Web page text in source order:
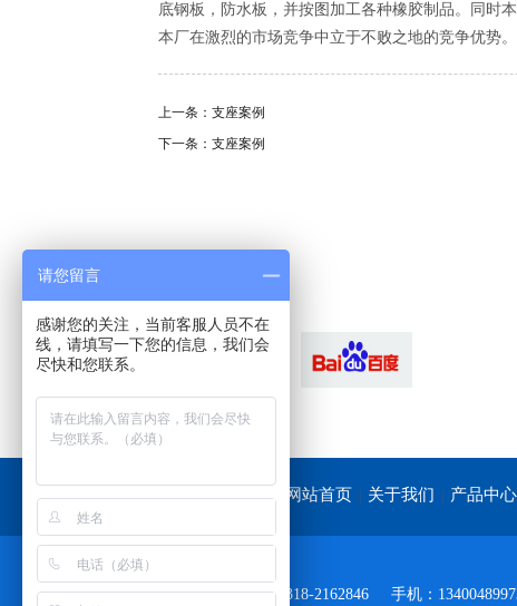
底钢板，防水板，并按图加工各种橡胶制品。同时
本厂在激烈的市场竞争中立于不败之地的竞争优势
上一条：支座案例
下一条：支座案例
LINK
网站首页 关于我们 产品中心
电话：0318-2162561|0318-2162846 手机：
请您留言
感谢您的关注，当前客服人员不在
线，请填写一下您的信息，我们会
尽快和您联系。